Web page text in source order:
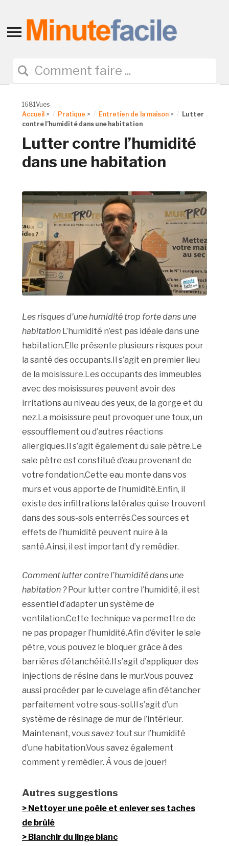
Toggle
navigation
1681Vues
Accueil > Pratique > Entretien de la maison >
Lutter
contre l’humidité dans une habitation
Lutter contre l’humidité
dans une habitation
Les risques d’une humidité trop forte dans une
habitation L’humidité n’est pas idéale dans une
habitation.Elle présente plusieurs risques pour
la santé des occupants.Il s’agit en premier lieu
de la moisissure.Les occupants des immeubles
avec des moisissures peuvent avoir des
irritations au niveau des yeux, de la gorge et du
nez.La moisissure peut provoquer une toux, un
essoufflement ou d’autres réactions
allergiques.Il s’agit également du sale pètre.Le
sale pètre est constitué d’eau provenant de
votre fondation.Cette eau monte dans vos
murs et vous apporte de l’humidité.Enfin, il
existe des infiltrations latérales qui se trouvent
dans des sous-sols enterrés.Ces sources et
effets de l’humidité peuvent nuire à la
santé.Ainsi, il est important d’y remédier.
Comment lutter contre l’humidité dans une
habitation ?Pour lutter contre l’humidité, il est
essentiel d’adapter un système de
ventilation.Cette technique va permettre de
ne pas propager l’humidité.Afin d’éviter le sale
pètre, vous pouvez le bloquer grâce à des
barrières d’étanchéité.Il s’agit d’appliquer des
injections de résine dans le mur.Vous pouvez
aussi procéder par le cuvelage afin d’étancher
parfaitement votre sous-sol.Il s’agit d’un
système de résinage de mur de l’intérieur.
Maintenant, vous savez tout sur l’humidité
d’une habitation.Vous savez également
comment y remédier. À vous de jouer!
Autres suggestions
Nettoyer une poêle et enlever ses taches
de brûlé
Blanchir du linge blanc